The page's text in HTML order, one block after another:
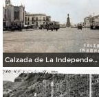
Calzada de La Independencia Guadalajara, Jalisco. ( Circulada el 10 de Febrero de 1931 ).